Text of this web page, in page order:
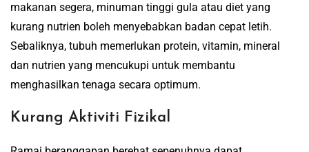
makanan segera, minuman tinggi gula atau diet yang
kurang nutrien boleh menyebabkan badan cepat letih.
Sebaliknya, tubuh memerlukan protein, vitamin, mineral
dan nutrien yang mencukupi untuk membantu
menghasilkan tenaga secara optimum.
Kurang Aktiviti Fizikal